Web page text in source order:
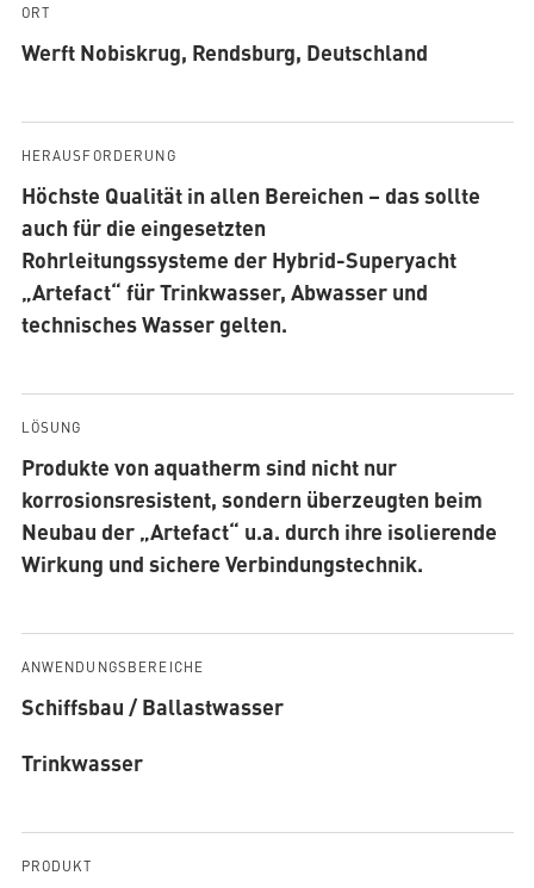
ORT
Werft Nobiskrug, Rendsburg, Deutschland
HERAUSFORDERUNG
Höchste Qualität in allen Bereichen – das sollte
auch für die eingesetzten
Rohrleitungssysteme der Hybrid-Superyacht
„Artefact“ für Trinkwasser, Abwasser und
technisches Wasser gelten.
LÖSUNG
Produkte von aquatherm sind nicht nur
korrosionsresistent, sondern überzeugten beim
Neubau der „Artefact“ u.a. durch ihre isolierende
Wirkung und sichere Verbindungstechnik.
ANWENDUNGSBEREICHE
Schiffsbau / Ballastwasser
Trinkwasser
PRODUKT